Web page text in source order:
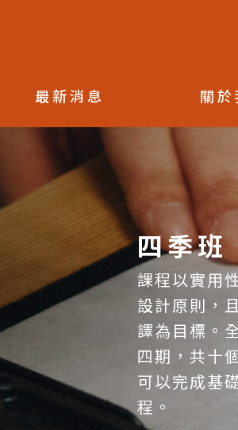
華
中
最新消息 關於
四季班
課程以實用
設計原則，
譯為目標。
四期，共十
可以完成基
程。